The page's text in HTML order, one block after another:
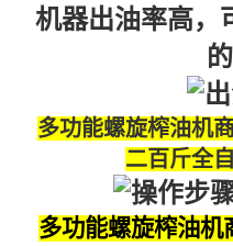
机器出油率高，
多功能螺旋榨油机
二百斤全
多功能螺旋榨油机